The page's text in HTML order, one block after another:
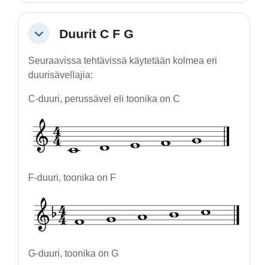
TiivistäDuurit C F G
Seuraavissa tehtävissä käytetään kolmea eri
duurisävellajia:
C-duuri, perussävel eli toonika on C
F-duuri, toonika on F
G-duuri, toonika on G